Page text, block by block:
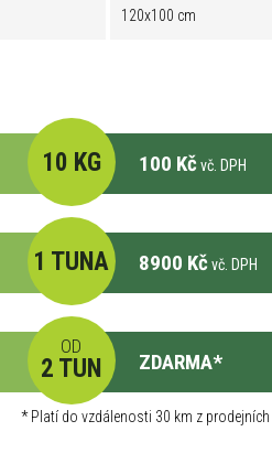
120x100 cm
10 KG 100 Kč vč. DPH
1 TUNA 8900 Kč vč. DPH
OD
2 TUN ZDARMA*
*Platí do vzdálenosti 30 km z prodejních